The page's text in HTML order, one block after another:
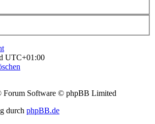
UTC+01:00
Forum Software © phpBB Limited
durch phpBB.de